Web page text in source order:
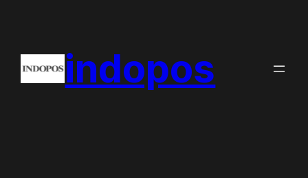
content
indopos